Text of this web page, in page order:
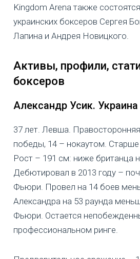
Kingdom Arena также
украинских боксеров Сергея
Лапина и Андрея Новицкого.
Активы, профили,
боксеров
Александр Усик. Украина
37 лет. Левша.
победы, 14 – нокаутом.
Рост – 191 см: ниже британца
Дебютировал в 2013 году –
Фьюри. Провел на 14 боев
Александра на 53 раунда
Фьюри. Остается
профессиональном ринге.